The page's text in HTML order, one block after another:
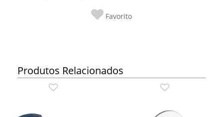
Favorito
Produtos Relacionados